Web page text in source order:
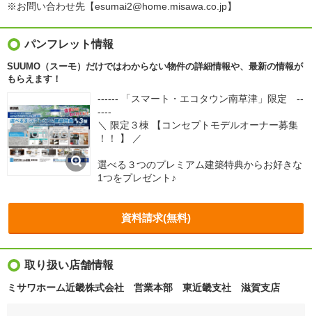
※お問い合わせ先【esumai2@home.misawa.co.jp】
パンフレット情報
SUUMO（スーモ）だけではわからない物件の詳細情報や、最新の情報が
もらえます！
------ 「スマート・エコタウン南草津」限定 --
----
＼ 限定３棟 【コンセプトモデルオーナー募集
！！ 】 ／
選べる３つのプレミアム建築特典からお好きな
1つをプレゼント♪
資料請求(無料)
取り扱い店舗情報
ミサワホーム近畿株式会社 営業本部 東近畿支社 滋賀支店